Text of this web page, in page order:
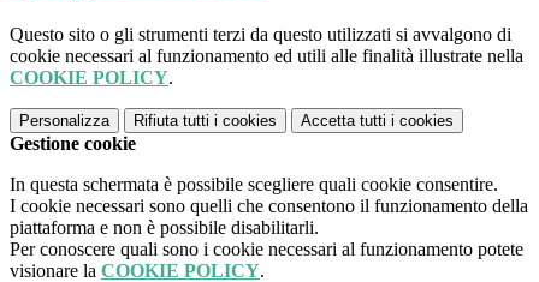
Questo sito o gli strumenti terzi da questo utilizzati si avvalgono di
cookie necessari al funzionamento ed utili alle finalità illustrate nella
COOKIE POLICY.
Personalizza Rifiuta tutti i cookies Accetta tutti i cookies
Gestione cookie
In questa schermata è possibile scegliere quali cookie consentire.
I cookie necessari sono quelli che consentono il funzionamento della
piattaforma e non è possibile disabilitarli.
Per conoscere quali sono i cookie necessari al funzionamento potete
visionare la COOKIE POLICY.